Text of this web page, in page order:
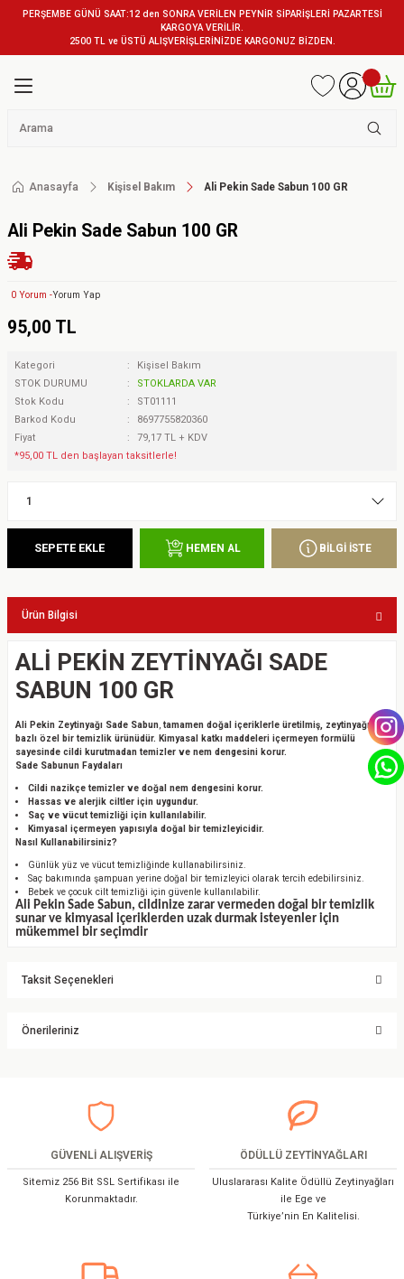
PERŞEMBE GÜNÜ SAAT:12 den SONRA VERİLEN PEYNİR SİPARİŞLERİ PAZARTESİ
KARGOYA VERİLİR.
2500 TL ve ÜSTÜ ALIŞVERİŞLERİNİZDE KARGONUZ BİZDEN.
Anasayfa Kişisel Bakım Ali Pekin Sade Sabun 100 GR
Ali Pekin Sade Sabun 100 GR
0 Yorum -Yorum Yap
95,00 TL
Kategori
Kişisel Bakım
STOK DURUMU
STOKLARDA VAR
Stok Kodu
ST01111
Barkod Kodu
8697755820360
Fiyat
79,17 TL + KDV
*95,00 TL den başlayan taksitlerle!
SEPETE EKLE HEMEN AL BİLGİ İSTE
Ürün Bilgisi
ALİ PEKİN ZEYTİNYAĞI SADE
SABUN 100 GR
Ali Pekin Zeytinyağı Sade Sabun tamamen doğal içeriklerle üretilmiş, zeytinyağı
bazlı özel bir temizlik ürünüdür. Kimyasal katkı maddeleri içermeyen formülü
sayesinde cildi kurutmadan temizler ve nem dengesini korur.
Sade Sabunun Faydaları
Cildi nazikçe temizler ve doğal nem dengesini korur.
Hassas ve alerjik ciltler için uygundur.
Saç ve vücut temizliği için kullanılabilir.
Kimyasal içermeyen yapısıyla doğal bir temizleyicidir.
Nasıl Kullanabilirsiniz?
Günlük yüz ve vücut temizliğinde kullanabilirsiniz.
Saç bakımında şampuan yerine doğal bir temizleyici olarak tercih edebilirsiniz.
Bebek ve çocuk cilt temizliği için güvenle kullanılabilir.
Ali Pekin Sade Sabun, cildinize zarar vermeden doğal bir temizlik
sunar ve kimyasal içeriklerden uzak durmak isteyenler için
mükemmel bir seçimdir
Taksit Seçenekleri
Önerileriniz
Görüş ve önerileriniz için teşekkür ederiz.
Ürün açıklamasında eksik bilgiler bulunuyor.
Bu ürüne benzer farklı alternatifler olmalı.
GÜVENLİ ALIŞVERİŞ
Sitemiz 256 Bit SSL Sertifikası ile
Korunmaktadır.
ÖDÜLLÜ ZEYTİNYAĞLARI
Uluslararası Kalite Ödüllü Zeytinyağları
ile Ege ve
Türkiye’nin En Kalitelisi.